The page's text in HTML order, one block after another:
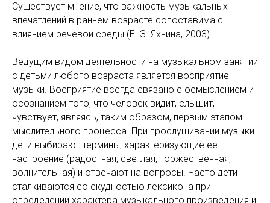
Существует мнение, что важность музыкальных
впечатлений в раннем возрасте сопоставима с
влиянием речевой среды (Е. З. Яхнина, 2003).
Ведущим видом деятельности на музыкальном занятии
с детьми любого возраста является восприятие
музыки. Восприятие всегда связано с осмыслением и
осознанием того, что человек видит, слышит,
чувствует, являясь, таким образом, первым этапом
мыслительного процесса. При прослушивании музыки
дети выбирают термины, характеризующие ее
настроение (радостная, светлая, торжественная,
волнительная) и отвечают на вопросы. Часто дети
сталкиваются со скудностью лексикона при
определении характера музыкального произведения и